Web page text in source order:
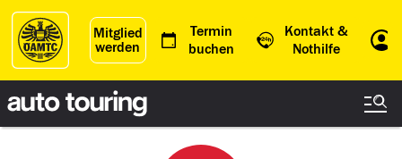
Mitglied
werden
Termin
buchen
Kontakt &
Nothilfe